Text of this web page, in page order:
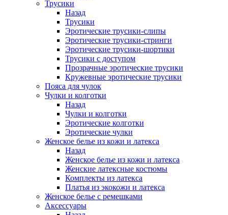
Трусики
Назад
Трусики
Эротические трусики-слипы
Эротические трусики-стринги
Эротические трусики-шортики
Трусики с доступом
Прозрачные эротические трусики
Кружевные эротические трусики
Пояса для чулок
Чулки и колготки
Назад
Чулки и колготки
Эротические колготки
Эротические чулки
Женское белье из кожи и латекса
Назад
Женское белье из кожи и латекса
Женские латексные костюмы
Комплекты из латекса
Платья из экокожи и латекса
Женское белье с ремешками
Аксессуары